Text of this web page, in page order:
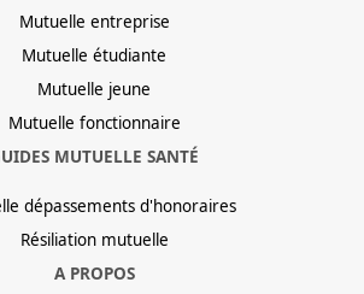
Mutuelle entreprise
Mutuelle étudiante
Mutuelle jeune
Mutuelle fonctionnaire
MUTUELLE SANTÉ
dépassements d'honoraires
Résiliation mutuelle
A PROPOS